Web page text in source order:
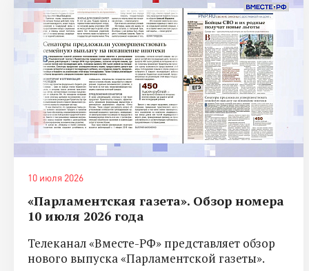
10 июля 2026
«Парламентская газета». Обзор номера
10 июля 2026 года
Телеканал «Вместе-РФ» представляет обзор
нового выпуска «Парламентской газеты».